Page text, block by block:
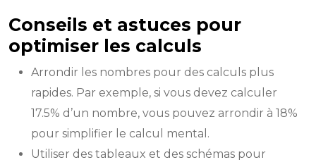
Conseils et astuces pour
optimiser les calculs
Arrondir les nombres pour des calculs plus
rapides. Par exemple, si vous devez calculer
17.5% d’un nombre, vous pouvez arrondir à 18%
pour simplifier le calcul mental.
Utiliser des tableaux et des schémas pour